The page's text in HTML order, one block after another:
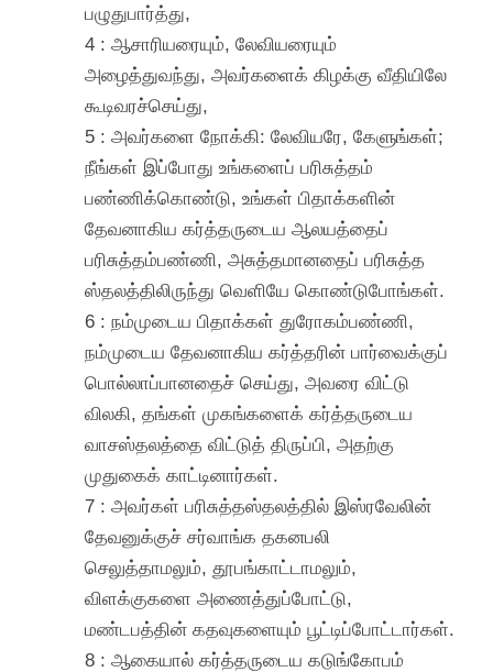
பழுதுபார்த்து,
4 : ஆசாரியரையும், லேவியரையும்
அழைத்துவந்து, அவர்களைக் கிழக்கு வீதியிலே
கூடிவரச்செய்து,
5 : அவர்களை நோக்கி: லேவியரே, கேளுங்கள்;
நீங்கள் இப்போது உங்களைப் பரிசுத்தம்
பண்ணிக்கொண்டு, உங்கள் பிதாக்களின்
தேவனாகிய கர்த்தருடைய ஆலயத்தைப்
பரிசுத்தம்பண்ணி, அசுத்தமானதைப் பரிசுத்த
ஸ்தலத்திலிருந்து வெளியே கொண்டுபோங்கள்.
6 : நம்முடைய பிதாக்கள் துரோகம்பண்ணி,
நம்முடைய தேவனாகிய கர்த்தரின் பார்வைக்குப்
பொல்லாப்பானதைச் செய்து, அவரை விட்டு
விலகி, தங்கள் முகங்களைக் கர்த்தருடைய
வாசஸ்தலத்தை விட்டுத் திருப்பி, அதற்கு
முதுகைக் காட்டினார்கள்.
7 : அவர்கள் பரிசுத்தஸ்தலத்தில் இஸ்ரவேலின்
தேவனுக்குச் சர்வாங்க தகனபலி
செலுத்தாமலும், தூபங்காட்டாமலும்,
விளக்குகளை அணைத்துப்போட்டு,
மண்டபத்தின் கதவுகளையும் பூட்டிப்போட்டார்கள்.
8 : ஆகையால் கர்த்தருடைய கடுங்கோபம்